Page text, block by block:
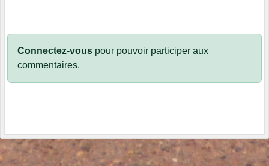
Connectez-vous pour pouvoir participer aux
commentaires.